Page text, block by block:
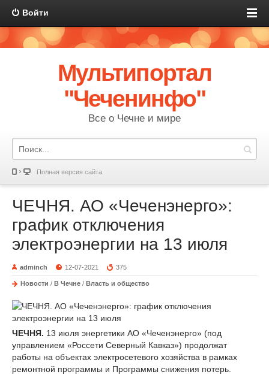
Войти
Мультипортал
"Чеченинфо"
Все о Чечне и мире
Полная версия сайта
ЧЕЧНЯ. АО «Чеченэнерго»:
график отключения
электроэнергии на 13 июля
adminch 12-07-2021 375
Новости / В Чечне / Власть и общество
ЧЕЧНЯ. 13 июля энергетики АО «Чеченэнерго» (под
управлением «Россети Северный Кавказ») продолжат
работы на объектах электросетевого хозяйства в рамках
ремонтной программы и Программы снижения потерь.